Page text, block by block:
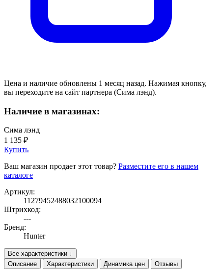
Цена и наличие обновлены 1 месяц назад. Нажимая кнопку,
вы переходите на сайт партнера (Сима лэнд).
Наличие в магазинах:
Сима лэнд
1 135 ₽
Купить
Ваш магазин продает этот товар? Разместите его в нашем
каталоге
Артикул:
11279452488032100094
Штрихкод:
---
Бренд:
Hunter
Все характеристики ↓
Описание
Характеристики Динамика цен
Отзывы